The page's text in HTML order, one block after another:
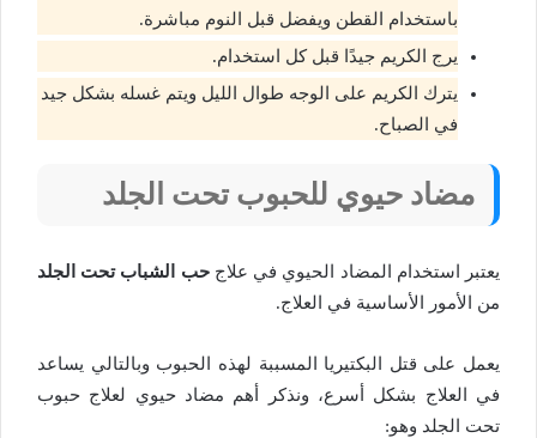
باستخدام القطن ويفضل قبل النوم مباشرة.
يرج الكريم جيدًا قبل كل استخدام.
يترك الكريم على الوجه طوال الليل ويتم غسله بشكل جيد
في الصباح.
مضاد حيوي للحبوب تحت الجلد
يعتبر استخدام المضاد الحيوي في علاجحب الشباب تحت الجلد
من الأمور الأساسية في العلاج.
يعمل على قتل البكتيريا المسببة لهذه الحبوب وبالتالي يساعد
في العلاج بشكل أسرع، ونذكر أهم مضاد حيوي لعلاج حبوب
تحت الجلد وهو: